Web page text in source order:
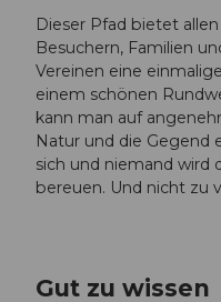
Dieser Pfad bietet
Besuchern, Familien
Vereinen eine
einem schönen
kann man auf
Natur und die Gegend
sich und niemand wird
bereuen. Und nicht zu
Gut zu wissen